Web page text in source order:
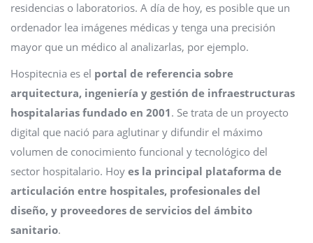
residencias o laboratorios. A día de hoy, es posible que un
ordenador lea imágenes médicas y tenga una precisión
mayor que un médico al analizarlas, por ejemplo.
Hospitecnia es el portal de referencia sobre
arquitectura, ingeniería y gestión de infraestructuras
hospitalarias fundado en 2001. Se trata de un proyecto
digital que nació para aglutinar y difundir el máximo
volumen de conocimiento funcional y tecnológico del
sector hospitalario. Hoy es la principal plataforma de
articulación entre hospitales, profesionales del
diseño, y proveedores de servicios del ámbito
sanitario.